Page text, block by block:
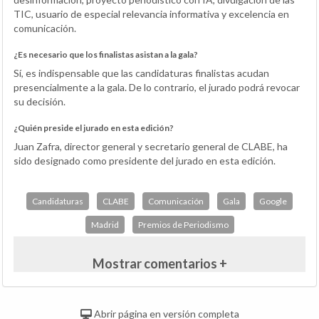
TIC, usuario de especial relevancia informativa y excelencia en
comunicación.
¿Es necesario que los finalistas asistan a la gala?
Sí, es indispensable que las candidaturas finalistas acudan
presencialmente a la gala. De lo contrario, el jurado podrá revocar
su decisión.
¿Quién preside el jurado en esta edición?
Juan Zafra, director general y secretario general de CLABE, ha
sido designado como presidente del jurado en esta edición.
Candidaturas CLABE Comunicación Gala Google
Madrid Premios de Periodismo
Mostrar comentarios +
Abrir página en versión completa